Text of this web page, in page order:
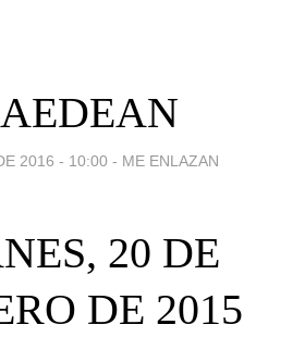
2016 - 10:00 - ME ENLAZAN
20 DE
DE 2015